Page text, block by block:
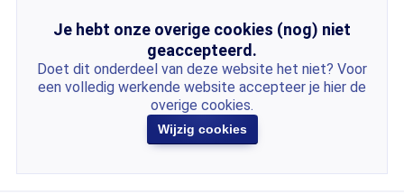
Je hebt onze overige cookies (nog) niet
geaccepteerd.
Doet dit onderdeel van deze website het niet? Voor
een volledig werkende website accepteer je hier de
overige cookies.
Wijzig cookies